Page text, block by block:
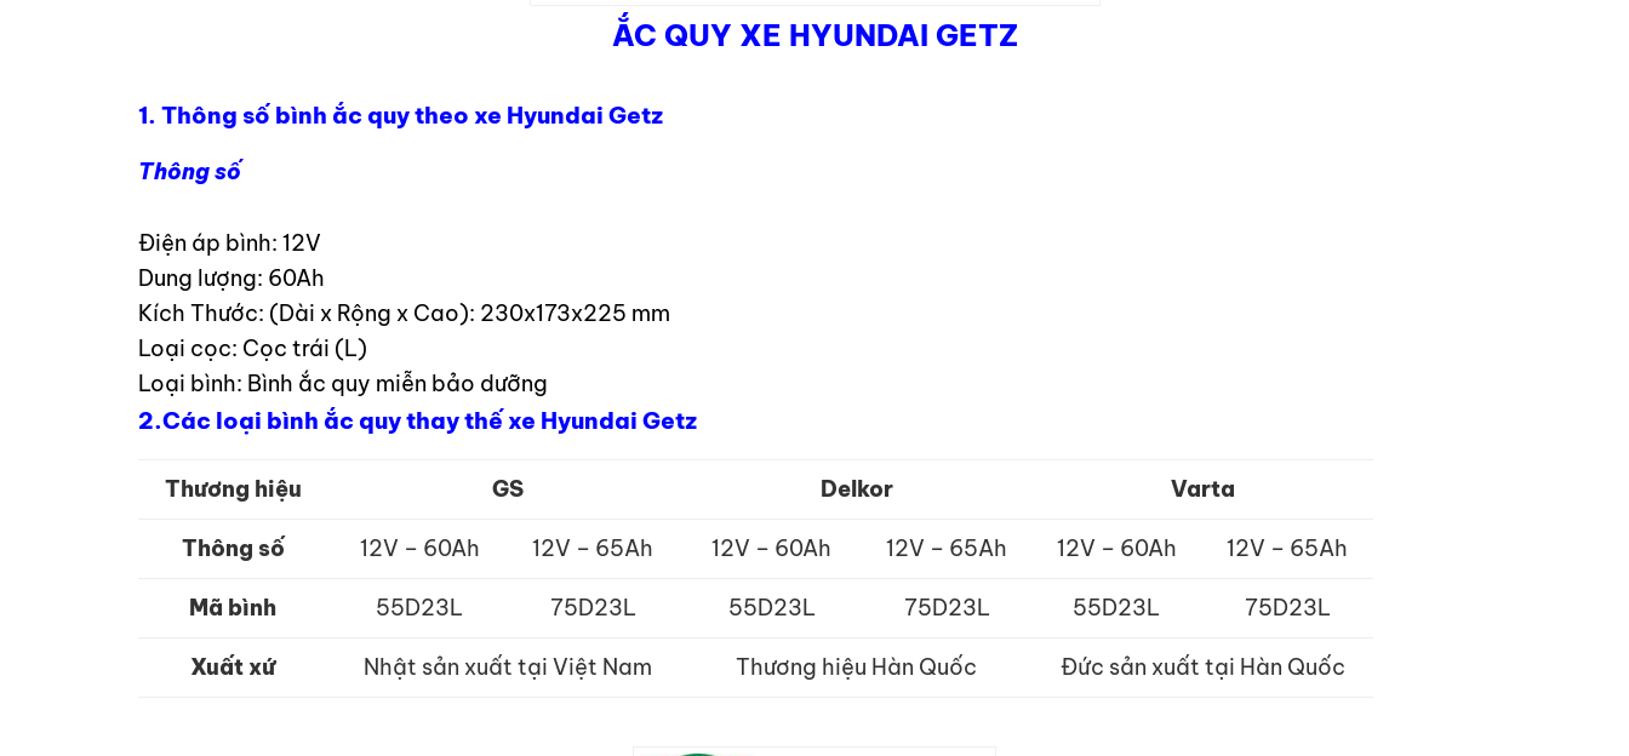
ẮC QUY XE HYUNDAI GETZ
1. Thông số bình ắc quy theo xe Hyundai Getz
Thông số
Điện áp bình: 12V
Dung lượng: 60Ah
Kích Thước: (Dài x Rộng x Cao): 230x173x225 mm
Loại cọc: Cọc trái (L)
Loại bình: Bình ắc quy miễn bảo dưỡng
2.Các loại bình ắc quy thay thế xe Hyundai Getz
Thương hiệu GS Delkor Varta
Thông số 12V – 60Ah 12V – 65Ah 12V – 60Ah 12V – 65Ah 12V – 60Ah 12V – 65Ah
Mã bình 55D23L 75D23L 55D23L 75D23L 55D23L 75D23L
Xuất xứ Nhật sản xuất tại Việt Nam Thương hiệu Hàn Quốc Đức sản xuất tại Hàn Quốc